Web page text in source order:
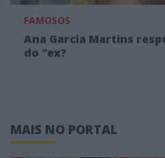
FAMOSOS
Ana Garcia Martins
do "ex?
MAIS NO PORTAL